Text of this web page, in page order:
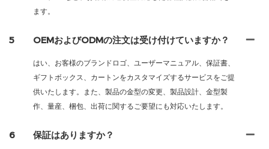
ます。
5 OEMおよびODMの注文は受け付けていますか？
はい、お客様のブランドロゴ、ユーザーマニュアル、保証書、
ギフトボックス、カートンをカスタマイズするサービスをご提
供いたします。また、製品の金型の変更、製品設計、金型製
作、量産、梱包、出荷に関するご要望にも対応いたします。
6 保証はありますか？